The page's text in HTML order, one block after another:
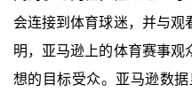
会连接到体育球迷，并与观
明，亚马逊上的体育赛事观
想的目标受众。亚马逊数